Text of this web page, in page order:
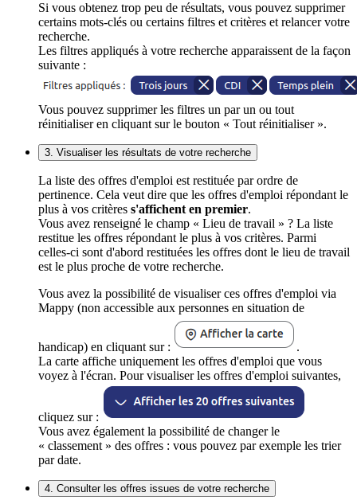
Si vous obtenez trop peu de résultats, vous pouvez supprimer
certains mots-clés ou certains filtres et critères et relancer votre
recherche.
Les filtres appliqués à votre recherche apparaissent de la façon
suivante :
Vous pouvez supprimer les filtres un par un ou tout
réinitialiser en cliquant sur le bouton « Tout réinitialiser ».
3. Visualiser les résultats de votre recherche
La liste des offres d'emploi est restituée par ordre de
pertinence. Cela veut dire que les offres d'emploi répondant le
plus à vos critères s'affichent en premier.
Vous avez renseigné le champ « Lieu de travail » ? La liste
restitue les offres répondant le plus à vos critères. Parmi
celles-ci sont d'abord restituées les offres dont le lieu de travail
est le plus proche de votre recherche.
Vous avez la possibilité de visualiser ces offres d'emploi via
Mappy (non accessible aux personnes en situation de
handicap) en cliquant sur :
.
La carte affiche uniquement les offres d'emploi que vous
voyez à l'écran. Pour visualiser les offres d'emploi suivantes,
cliquez sur :
Vous avez également la possibilité de changer le
« classement » des offres : vous pouvez par exemple les trier
par date.
4. Consulter les offres issues de votre recherche